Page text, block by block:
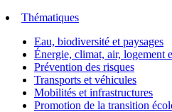
Thématiques
Eau, biodiversité et paysages
Énergie, climat, air, logement
Prévention des risques
Transports et véhicules
Mobilités et infrastructures
Promotion de la transition